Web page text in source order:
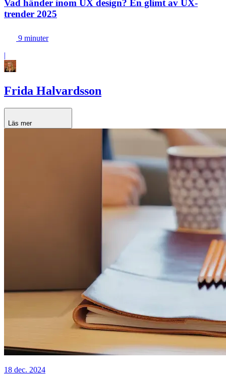
Vad händer inom UX design? En glimt av UX-
trender 2025
9 minuter
|
Frida Halvardsson
Läs mer
18 dec. 2024